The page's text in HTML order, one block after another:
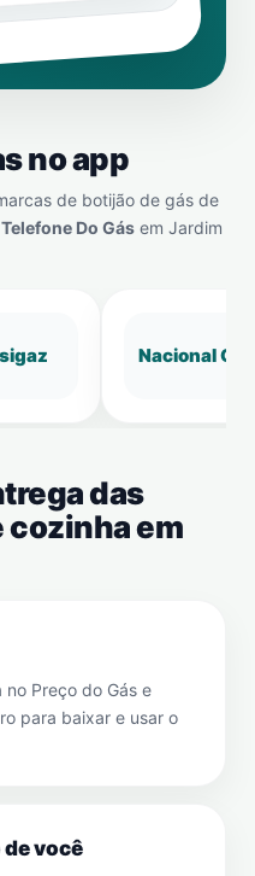
no app
de botijão de gás de
Telefone Do Gás em Jardim
Nacional Gás
das
cozinha em
Preço do Gás e
para baixar e usar o
de você